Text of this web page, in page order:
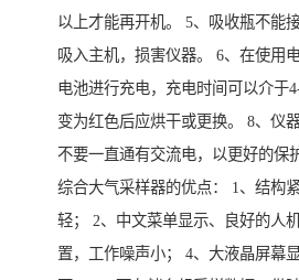
以上才能再开机。 5、吸收瓶不能
吸入主机，损害仪器。 6、在使用
电池进行充电，充电时间可以介于
变为红色后应烘干或更换。 8、仪
不要一直通有交流电，以更好的保
综合大气采样器的优点： 1、结构
轻； 2、中文菜单显示、良好的人
置，工作噪声小； 4、大液晶屏幕